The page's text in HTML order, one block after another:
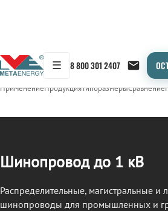
☰ 8 800 301 2407
← Продукция/ШИНОПРОВОД
ПрименениеПродукцияТипоразмерыСравнение
Шинопровод до 1 кВ
Распределительные, магистральные и
шинопроводы для промышленных и